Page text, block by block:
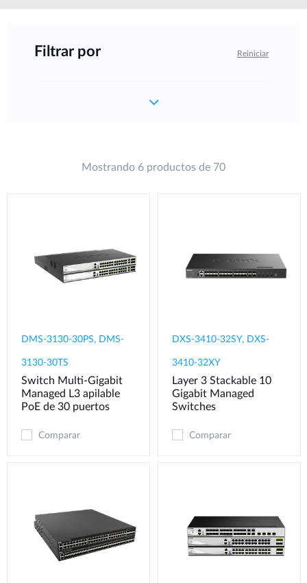
Filtrar por Reiniciar
Mostrando 6 productos de 70
DMS-3130-30PS, DMS-
3130-30TS
Switch Multi-Gigabit
Managed L3 apilable
PoE de 30 puertos
Comparar
DXS-3410-32SY, DXS-
3410-32XY
Layer 3 Stackable 10
Gigabit Managed
Switches
Comparar